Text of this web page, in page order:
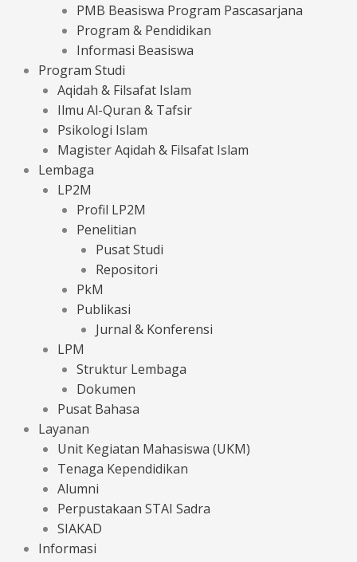
PMB Beasiswa Program Pascasarjana
Program & Pendidikan
Informasi Beasiswa
Program Studi
Aqidah & Filsafat Islam
Ilmu Al-Quran & Tafsir
Psikologi Islam
Magister Aqidah & Filsafat Islam
Lembaga
LP2M
Profil LP2M
Penelitian
Pusat Studi
Repositori
PkM
Publikasi
Jurnal & Konferensi
LPM
Struktur Lembaga
Dokumen
Pusat Bahasa
Layanan
Unit Kegiatan Mahasiswa (UKM)
Tenaga Kependidikan
Alumni
Perpustakaan STAI Sadra
SIAKAD
Informasi